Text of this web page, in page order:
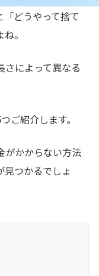
どうやって捨て
。
さによって異なる
ご紹介します。
がかからない方法
つかるでしょ